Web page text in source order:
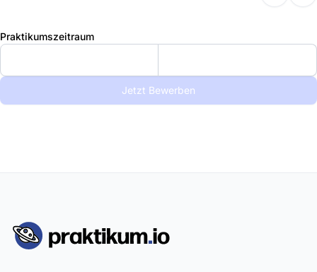
Praktikumszeitraum
Jetzt Bewerben